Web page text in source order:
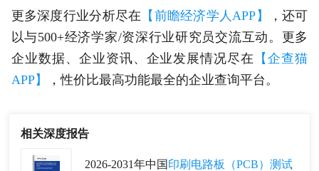
更多深度行业分析尽在 【前瞻经济学人APP】
，还可
以与500+经济学家/资深行业研究员交流互动。更多
企业数据、企业资讯、企业发展情况尽在
【企查猫
APP】
，性价比最高功能最全的企业查询平台。
相关深度报告
2026-2031年中国 印刷电路板（PCB）测试